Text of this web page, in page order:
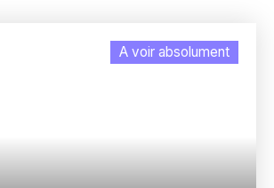
A voir absolument